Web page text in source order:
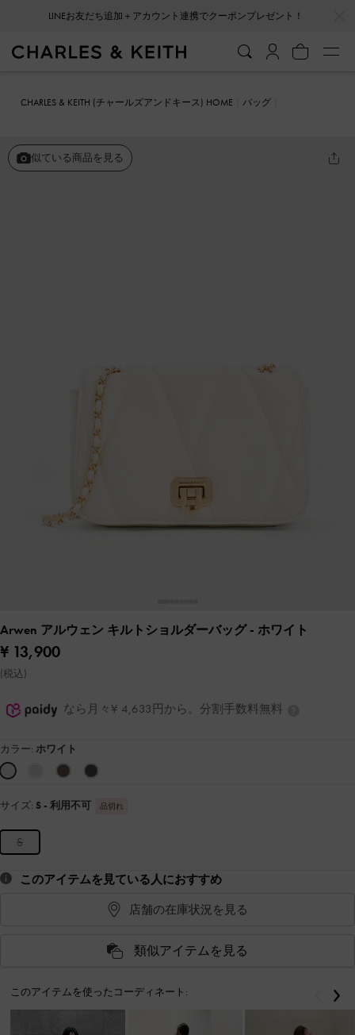
CHARLES & KEITH (チャールズアンドキース) HOME
バッグ
似ている商品を見る
Arwen アルウェン キルトショルダーバッグ- ホワイト
¥ 13,900
(税込)
なら月々¥ 4,633円から。分割手数料無料
カラー: ホワイト
サイズ: S - 利用不可 品切れ
S
このアイテムを見ている人におすすめ
店舗の在庫状況を見る
類似アイテムを見る
このアイテムを使ったコーディネート: 戻る